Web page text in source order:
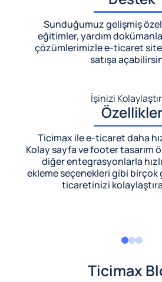
Sunduğumuz gelişmiş
eğitimler, yardım
çözümlerimizlee-ticaret
satışa
İşinizi
Özellikler
Ticimax ile e-ticaret daha
Kolay sayfa ve footer tasarım
diğer entegrasyonlarla
ekleme seçenekleri gibi birçok
ticaretinizi
Ticimax